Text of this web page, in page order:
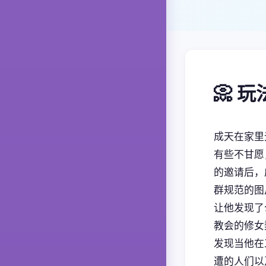
📀 玩
成天在家
有些不甘
的邀请后
群规范的
让他发现
教会的修
发现当他
遭的人们